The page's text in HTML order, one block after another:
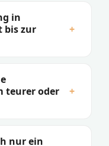
in
bis zur
+
teurer oder
+
nur ein